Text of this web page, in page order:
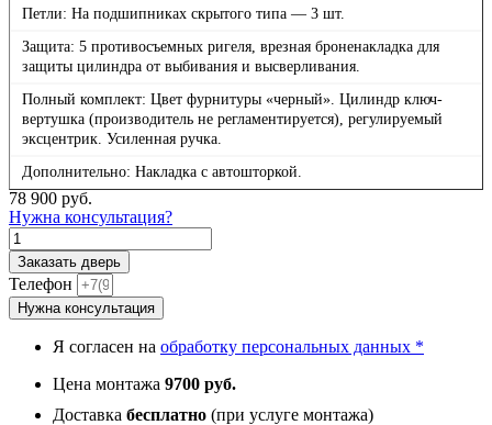
Петли: На подшипниках скрытого типа — 3 шт.
Защита: 5 противосъемных ригеля, врезная броненакладка для
защиты цилиндра от выбивания и высверливания.
Полный комплект: Цвет фурнитуры «черный». Цилиндр ключ-
вертушка (производитель не регламентируется), регулируемый
эксцентрик. Усиленная ручка.
Дополнительно: Накладка с автошторкой.
78 900 руб.
Нужна консультация?
Количество
товара
Континент
Смарт,
панель
Дуб
кантри
темный
Заказать дверь
Телефон
Нужна консультация
Я согласен на обработку персональных данных *
Цена монтажа 9700 руб.
Доставка бесплатно (при услуге монтажа)